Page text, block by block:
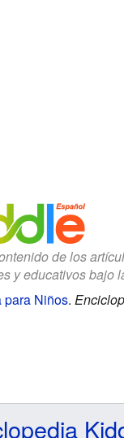
de los
y educativos bajo
para Niños.